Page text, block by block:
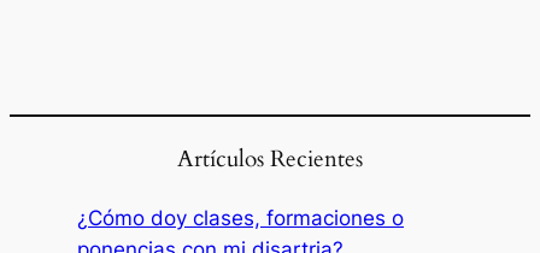
Artículos Recientes
¿Cómo doy clases, formaciones o